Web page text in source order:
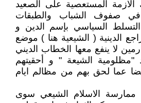
الازمة المستعصیة علی الصعید
في صفوف الشباب والطبقات
التسلط السیاسي بإسم الدین و
الدینیة ( الشیعیة هنا ) موضع
لا ینفع معها الخطاب الدیني
"مظلومیة الشیعة " و أحقیتهم
عما لحق بهم من مظالم ایام
عاما من ممارسة الاسلام الشیعي سوی